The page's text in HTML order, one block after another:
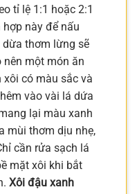
tỉ lệ 1:1 hoặc 2:1
này để nấu
dừa thơm lừng sẽ
nên một món ăn
xôi có màu sắc và
vào vài lá dứa
lại màu xanh
mùi thơm dịu nhẹ,
cần rửa sạch lá
mặt xôi khi bắt
Xôi đậu xanh